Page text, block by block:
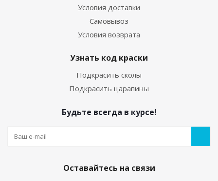
Условия доставки
Самовывоз
Условия возврата
Узнать код краски
Подкрасить сколы
Подкрасить царапины
Будьте всегда в курсе!
Оставайтесь на связи